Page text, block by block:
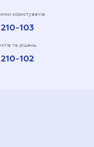
користувачів
103
та рішень
102